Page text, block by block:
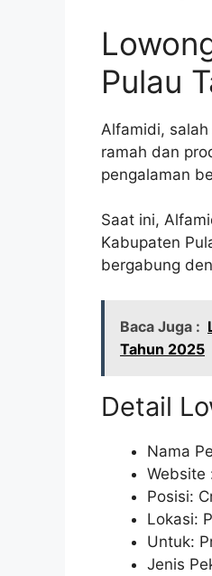
Pulau
Alfamidi,
ramah dan
pengalaman
Saat ini,
Kabupaten
bergabung
Baca Juga :
Tahun 2025
Detail
Nama
Website
Posisi:
Lokasi:
Untuk:
Jenis